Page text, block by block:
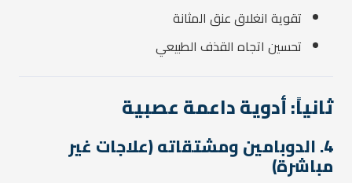
تقوية انغلاق عنق المثانة
تحسين اتجاه القذف الطبيعي
ثانياً: أدوية داعمة عصبية
4. الدوبامين ومشتقاته (علاجات غير
مباشرة)